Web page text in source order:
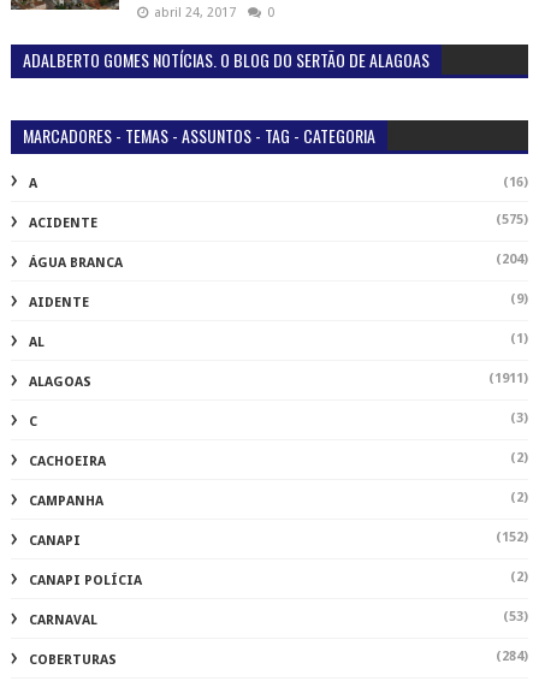
abril 24, 2017 0
ADALBERTO GOMES NOTÍCIAS. O BLOG DO SERTÃO DE ALAGOAS
MARCADORES - TEMAS - ASSUNTOS - TAG - CATEGORIA
A (16)
ACIDENTE (575)
ÁGUA BRANCA (204)
AIDENTE (9)
AL (1)
ALAGOAS (1911)
C (3)
CACHOEIRA (2)
CAMPANHA (2)
CANAPI (152)
CANAPI POLÍCIA (2)
CARNAVAL (53)
COBERTURAS (284)